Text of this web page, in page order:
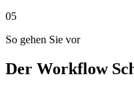
05
So gehen Sie vor
Der Workflow